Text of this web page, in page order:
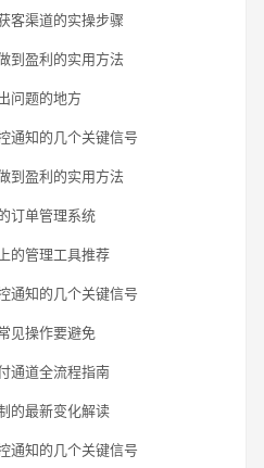
客渠道的实操步骤
到盈利的实用方法
问题的地方
通知的几个关键信号
到盈利的实用方法
订单管理系统
的管理工具推荐
通知的几个关键信号
见操作要避免
通道全流程指南
的最新变化解读
通知的几个关键信号